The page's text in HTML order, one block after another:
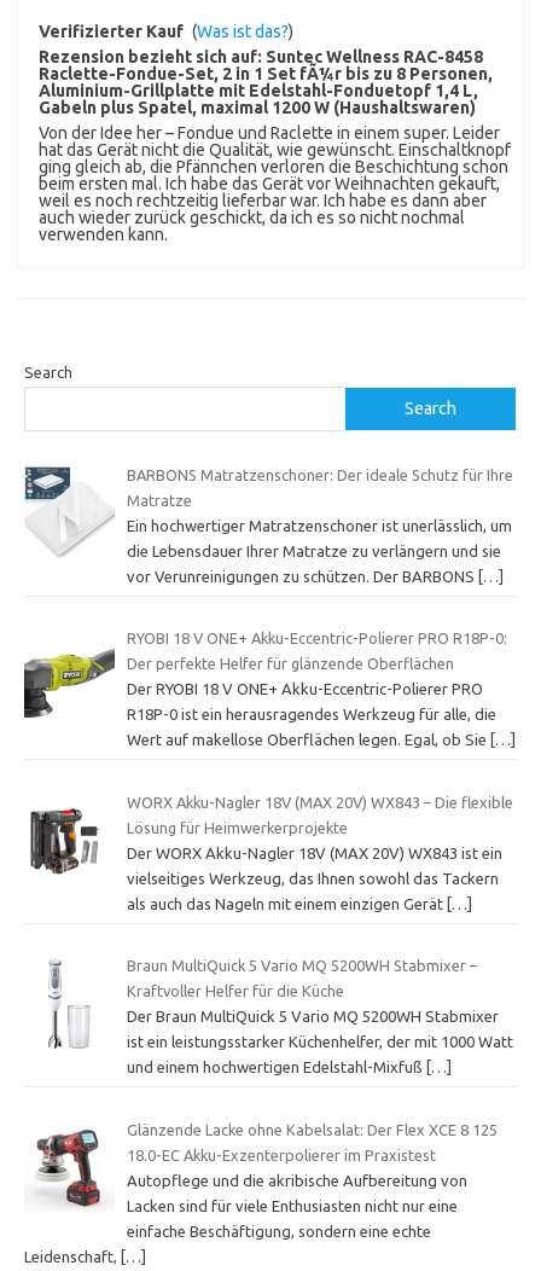
Verifizierter Kauf (Was ist das?)
Rezension bezieht sich auf: Suntec Wellness RAC-8458
Raclette-Fondue-Set, 2 in 1 Set fÃ¼r bis zu 8 Personen,
Aluminium-Grillplatte mit Edelstahl-Fonduetopf 1,4 L,
Gabeln plus Spatel, maximal 1200 W (Haushaltswaren)
Von der Idee her – Fondue und Raclette in einem super. Leider
hat das Gerät nicht die Qualität, wie gewünscht. Einschaltknopf
ging gleich ab, die Pfännchen verloren die Beschichtung schon
beim ersten mal. Ich habe das Gerät vor Weihnachten gekauft,
weil es noch rechtzeitig lieferbar war. Ich habe es dann aber
auch wieder zurück geschickt, da ich es so nicht nochmal
verwenden kann.
Search
Search
BARBONS Matratzenschoner: Der ideale Schutz für Ihre
Matratze
Ein hochwertiger Matratzenschoner ist unerlässlich, um
die Lebensdauer Ihrer Matratze zu verlängern und sie
vor Verunreinigungen zu schützen. Der BARBONS […]
RYOBI 18 V ONE+ Akku-Eccentric-Polierer PRO R18P-0:
Der perfekte Helfer für glänzende Oberflächen
Der RYOBI 18 V ONE+ Akku-Eccentric-Polierer PRO
R18P-0 ist ein herausragendes Werkzeug für alle, die
Wert auf makellose Oberflächen legen. Egal, ob Sie
[…]
WORX Akku-Nagler 18V (MAX 20V) WX843 – Die flexible
Lösung für Heimwerkerprojekte
Der WORX Akku-Nagler 18V (MAX 20V) WX843 ist ein
vielseitiges Werkzeug, das Ihnen sowohl das Tackern
als auch das Nageln mit einem einzigen Gerät […]
Braun MultiQuick 5 Vario MQ 5200WH Stabmixer –
Kraftvoller Helfer für die Küche
Der Braun MultiQuick 5 Vario MQ 5200WH Stabmixer
ist ein leistungsstarker Küchenhelfer, der mit 1000 Watt
und einem hochwertigen Edelstahl-Mixfuß
[…]
Glänzende Lacke ohne Kabelsalat: Der Flex XCE 8 125
18.0-EC Akku-Exzenterpolierer im Praxistest
Autopflege und die akribische Aufbereitung von
Lacken sind für viele Enthusiasten nicht nur eine
einfache Beschäftigung, sondern eine echte
Leidenschaft, […]